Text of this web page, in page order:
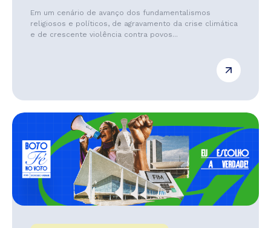
Em um cenário de avanço dos fundamentalismos
religiosos e políticos, de agravamento da crise climática
e de crescente violência contra povos...